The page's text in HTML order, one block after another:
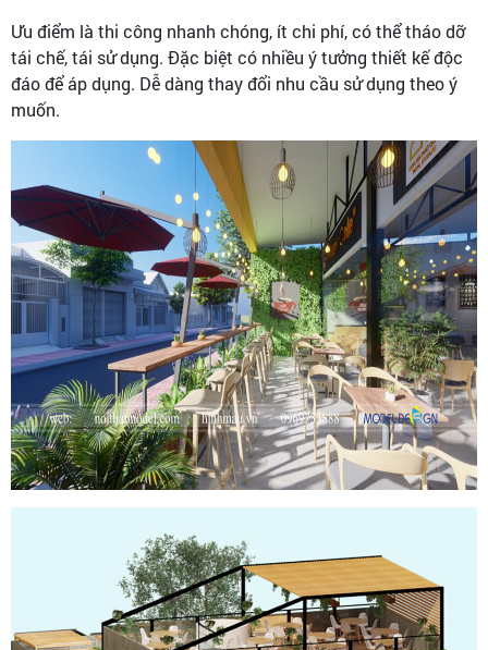
Ưu điểm là thi công nhanh chóng, ít chi phí, có thể tháo dỡ
tái chế, tái sử dụng. Đặc biệt có nhiều ý tưởng thiết kế độc
đáo để áp dụng. Dễ dàng thay đổi nhu cầu sử dụng theo ý
muốn.